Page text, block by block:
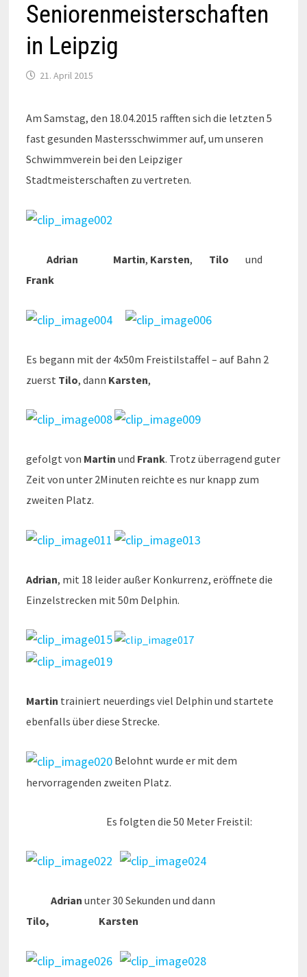
Seniorenmeisterschaften
in Leipzig
21. April 2015
Am Samstag, den 18.04.2015 rafften sich die letzten 5
fast gesunden Mastersschwimmer auf, um unseren
Schwimmverein bei den Leipziger
Stadtmeisterschaften zu vertreten.
Adrian Martin, Karsten, Tilo und
Frank
Es begann mit der 4x50m Freistilstaffel – auf Bahn 2
zuerst Tilo, dann Karsten,
gefolgt von Martin und Frank. Trotz überragend guter
Zeit von unter 2Minuten reichte es nur knapp zum
zweiten Platz.
Adrian, mit 18 leider außer Konkurrenz, eröffnete die
Einzelstrecken mit 50m Delphin.
Martin trainiert neuerdings viel Delphin und startete
ebenfalls über diese Strecke.
Belohnt wurde er mit dem
hervorragenden zweiten Platz.
Es folgten die 50 Meter Freistil:
Adrian unter 30 Sekunden und dann
Tilo, Karsten